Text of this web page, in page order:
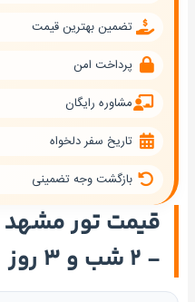
قیمت تور
- ۲ شب و ۳ روز
تضمین بهترین قیمت
پرداخت امن
مشاوره رایگان
تاریخ سفر دلخواه
بازگشت وجه تضمینی